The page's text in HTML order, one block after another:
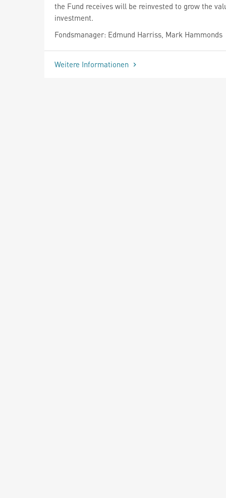
the Fund receives will be reinvested to grow the
investment.
Fondsmanager: Edmund Harriss, Mark Hammonds
Weitere Informationen